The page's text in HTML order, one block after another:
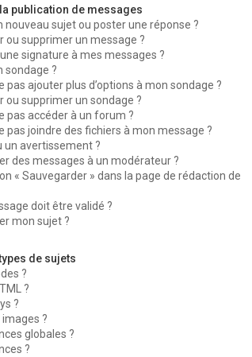
publication de messages
nouveau sujet ou poster une réponse ?
ou supprimer un message ?
signature à mes messages ?
sondage ?
pas ajouter plus d’options à mon sondage ?
supprimer un sondage ?
pas accéder à un forum ?
pas joindre des fichiers à mon message ?
un avertissement ?
des messages à un modérateur ?
« Sauvegarder » dans la page de rédaction de
doit être validé ?
mon sujet ?
de sujets
?
?
?
?
globales ?
?